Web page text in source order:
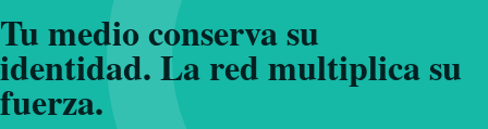
Tu medio conserva su
identidad. La red multiplica su
fuerza.